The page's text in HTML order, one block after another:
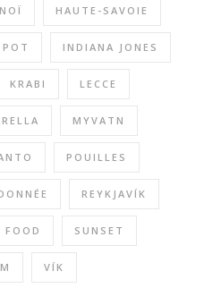
HAUTE-SAVOIE
INDIANA JONES
KRABI LECCE
MYVATN
POUILLES
REYKJAVÍK
FOOD SUNSET
VÍK